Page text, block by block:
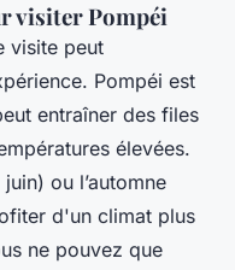
visiter Pompéi
visite peut
Pompéi est
entraîner des files
élevées.
ou l’automne
d'un climat plus
ne pouvez que